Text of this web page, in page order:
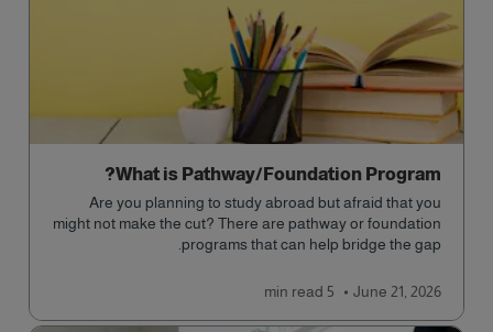
What is Pathway/Foundation Program?
Are you planning to study abroad but afraid that you
might not make the cut? There are pathway or foundation
programs that can help bridge the gap.
June 21, 2026
5 min
read